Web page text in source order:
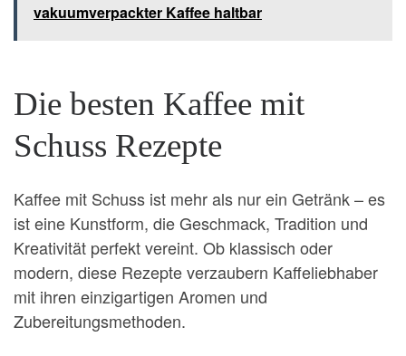
vakuumverpackter Kaffee haltbar
Die besten Kaffee mit
Schuss Rezepte
Kaffee mit Schuss ist mehr als nur ein Getränk – es
ist eine Kunstform, die Geschmack, Tradition und
Kreativität perfekt vereint. Ob klassisch oder
modern, diese Rezepte verzaubern Kaffeliebhaber
mit ihren einzigartigen Aromen und
Zubereitungsmethoden.